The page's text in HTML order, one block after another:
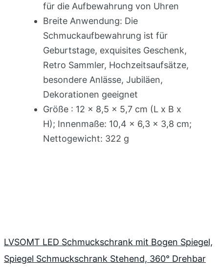
für die Aufbewahrung von Uhren
Breite Anwendung: Die
Schmuckaufbewahrung ist für
Geburtstage, exquisites Geschenk,
Retro Sammler, Hochzeitsaufsätze,
besondere Anlässe, Jubiläen,
Dekorationen geeignet
Größe : 12 x 8,5 x 5,7 cm (L x B x
H); Innenmaße: 10,4 x 6,3 x 3,8 cm;
Nettogewicht: 322 g
LVSOMT LED Schmuckschrank mit Bogen Spiegel,
Spiegel Schmuckschrank Stehend, 360° Drehbar